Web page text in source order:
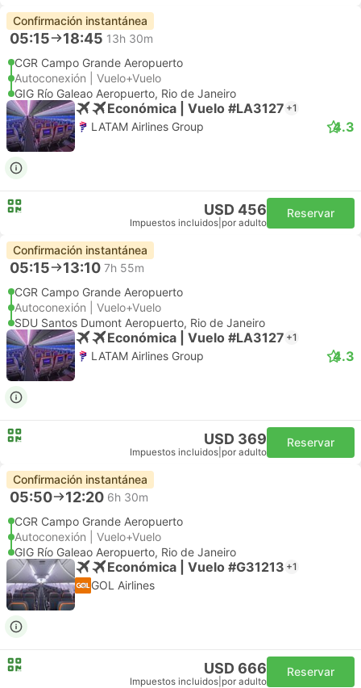
Confirmación instantánea
05:15 18:45 13h 30m
CGR Campo Grande Aeropuerto
Autoconexión | Vuelo+Vuelo
GIG Río Galeao Aeropuerto, Rio de Janeiro
Económica | Vuelo #LA3127 +1
LATAM Airlines Group 4.3
USD 456
Impuestos incluidos por adulto
Reservar
Confirmación instantánea
05:15 13:10 7h 55m
CGR Campo Grande Aeropuerto
Autoconexión | Vuelo+Vuelo
SDU Santos Dumont Aeropuerto, Rio de Janeiro
Económica | Vuelo #LA3127 +1
LATAM Airlines Group 4.3
USD 369
Impuestos incluidos por adulto
Reservar
Confirmación instantánea
05:50 12:20 6h 30m
CGR Campo Grande Aeropuerto
Autoconexión | Vuelo+Vuelo
GIG Río Galeao Aeropuerto, Rio de Janeiro
Económica | Vuelo #G31213 +1
GOL Airlines
USD 666
Impuestos incluidos por adulto
Reservar